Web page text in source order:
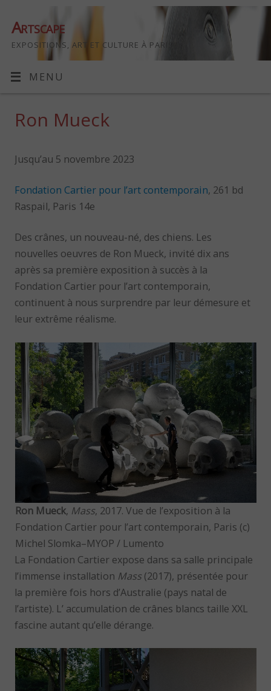
Artscape
EXPOSITIONS, ART ET CULTURE À PARIS
MENU
Ron Mueck
Jusqu’au 5 novembre 2023
Fondation Cartier pour l’art contemporain, 261 bd
Raspail, Paris 14e
Des crânes, un nouveau-né, des chiens. Les
nouvelles oeuvres de Ron Mueck, invité dix ans
après sa première exposition à succès à la
Fondation Cartier pour l’art contemporain,
continuent à nous surprendre par leur démesure et
leur extrême réalisme.
Ron Mueck, Mass, 2017. Vue de l’exposition à la
Fondation Cartier pour l’art contemporain, Paris (c)
Michel Slomka–MYOP / Lumento
La Fondation Cartier expose dans sa salle principale
l’immense installation Mass (2017), présentée pour
la première fois hors d’Australie (pays natal de
l’artiste). L’ accumulation de crânes blancs taille XXL
fascine autant qu’elle dérange.